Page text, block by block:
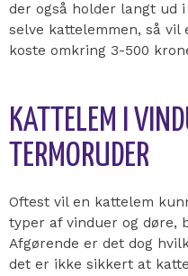
der også holder langt ud
selve kattelemmen, så
koste omkring 3-500
KATTELEM I
TERMORUDER
Oftest vil en kattelem
typer af vinduer og døre,
Afgørende er det dog
det er ikke sikkert at